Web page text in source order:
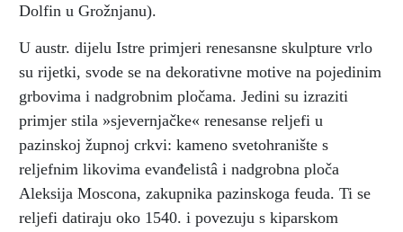
Dolfin u Grožnjanu).
U austr. dijelu Istre primjeri renesansne skulpture vrlo
su rijetki, svode se na dekorativne motive na pojedinim
grbovima i nadgrobnim pločama. Jedini su izraziti
primjer stila »sjevernjačke« renesanse reljefi u
pazinskoj župnoj crkvi: kameno svetohranište s
reljefnim likovima evanđelistâ i nadgrobna ploča
Aleksija Moscona, zakupnika pazinskoga feuda. Ti se
reljefi datiraju oko 1540. i povezuju s kiparskom